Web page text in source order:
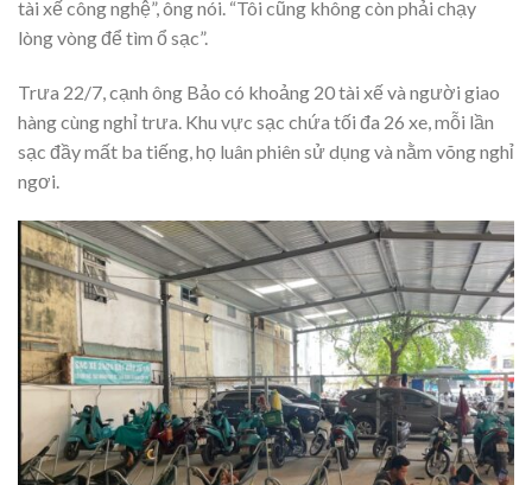
tài xế công nghệ”, ông nói. “Tôi cũng không còn phải chạy
lòng vòng để tìm ổ sạc”.
Trưa 22/7, cạnh ông Bảo có khoảng 20 tài xế và người giao
hàng cùng nghỉ trưa. Khu vực sạc chứa tối đa 26 xe, mỗi lần
sạc đầy mất ba tiếng, họ luân phiên sử dụng và nằm võng nghỉ
ngơi.